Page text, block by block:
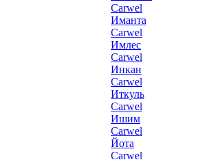
Carwel
Иманта
Carwel
Имлес
Carwel
Инкан
Carwel
Иткуль
Carwel
Ишим
Carwel
Йота
Carwel